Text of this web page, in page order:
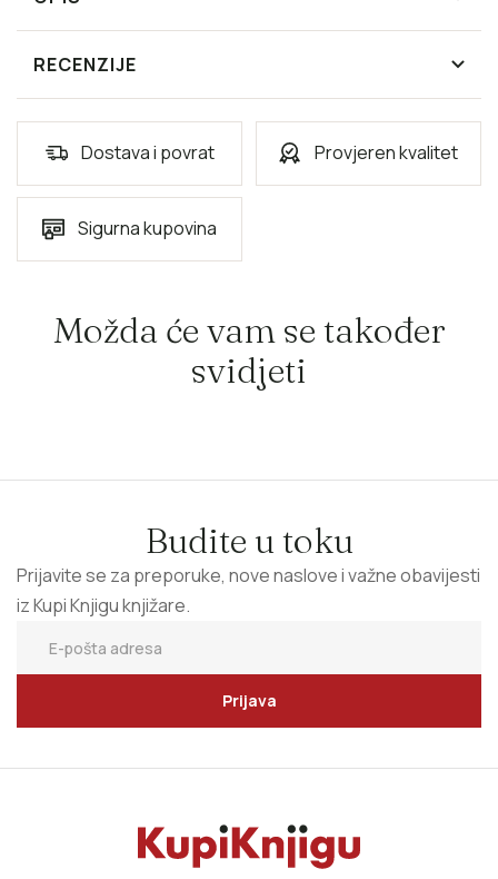
RECENZIJE
Dostava i povrat Provjeren kvalitet
Sigurna kupovina
Možda će vam se također
svidjeti
Budite u toku
Prijavite se za preporuke, nove naslove i važne obavijesti
iz Kupi Knjigu knjižare.
Prijava